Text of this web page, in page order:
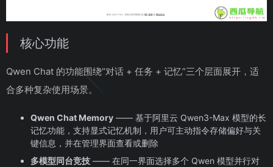
核心功能
Qwen Chat 的功能围绕“对话 + 任务 + 记忆”三个层面展开，适
合多种复杂使用场景。
Qwen Chat Memory —— 基于阿里云 Qwen3-Max 模型的长
记忆功能，支持显式记忆机制，用户可主动指令存储偏好与关
键信息，并在管理界面查看或删除
多模型同台竞技 —— 在同一界面选择多个 Qwen 模型并行对